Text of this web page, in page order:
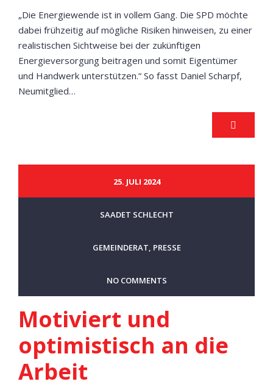
„Die Energiewende ist in vollem Gang. Die SPD möchte
dabei frühzeitig auf mögliche Risiken hinweisen, zu einer
realistischen Sichtweise bei der zukünftigen
Energieversorgung beitragen und somit Eigentümer
und Handwerk unterstützen.“ So fasst Daniel Scharpf,
Neumitglied…
25. JULI 2024
SAADET SCHLECHT
GEMEINDERAT, PRESSE
NO COMMENTS
Motiviert und
optimistisch an die
Arbeit